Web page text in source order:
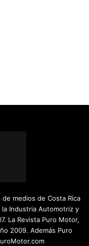
medios de Costa Rica
Industria Automotriz y
La Revista Puro Motor,
2009. Además Puro